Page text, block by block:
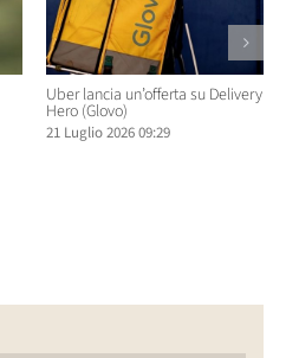
Uber lancia un’offerta su Delivery
Hero (Glovo)
21 Luglio 2026 09:29